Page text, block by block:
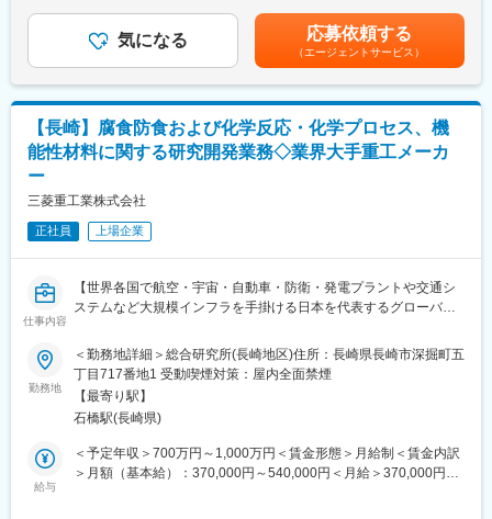
＜入社後まずはお任せしたい業務＞
入社後は、いくらか当社製品群の製造に関しても造詣を深めても
らうため、松浦・宇都宮両工場への見学や研修を行います。配属
◆同ポジション発足のきっかけ
いままでに当社で製品化していないものを新たに展開することを
目的としています。ふっ素樹脂を用いた素材製品に9割方依存して
さらなる高付加価値製品を展開したいと考え、2025年に発足いた
うち機能素材グループ10名
うちSPIN事業部3名＋管理職1名(機能素材グループから派生)
◆取扱製品
https://www.chukoh.co.jp/
・60年にわたるフッ素樹脂製品の加工で培われた技術力により、
声に合わせて日々改良を進めており、今期の売上計画は22億円で
す。
※別途入社支度金を支給いたします。■昇給：年1回（4月）■賞
与：年3回（7月・12月・3月）計：4ヶ月分（2025年度実績）※当
社規程に基づき決定します。賃金はあくまでも目安の金額であ
り、選考を通じて上下する可能性があります。月給(月額)は固定手
当を含めた表記です。
気になる 応募依頼する
（エージェントサービス）
【長崎】腐食防食および化学反応・化学プロセス、機
能性材料に関する研究開発業務◇業界大手重工メーカ
ー
三菱重工業株式会社
正社員 上場企業
仕事内容
【世界各国で航空・宇宙・自動車・防衛・発電プラントや交通シ
ステムなど大規模インフラを手掛ける日本を代表するグローバル
し）】
◆業務内容：
・脱炭素に貢献する火力・原子力プラント（新型炉含む）、化学
プラントに加え、防衛/宇宙製品に関連する各種プロセス開発、材
料開発および評価・腐食防食評価に関する研究を企画し、実行す
る業務をご担当頂きます。
勤務地
＜勤務地詳細＞総合研究所(長崎地区)住所：長崎県長崎市深掘町五
丁目717番地1 受動喫煙対策：屋内全面禁煙
【最寄り駅】
石橋駅(長崎県)
給与
＜予定年収＞700万円～1,000万円＜賃金形態＞月給制＜賃金内訳
＞月額（基本給）：370,000円～540,000円＜月給＞370,000円～